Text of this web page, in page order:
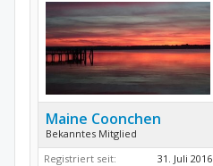
Maine Coonchen
Bekanntes Mitglied
Registriert seit:
31. Juli 2016